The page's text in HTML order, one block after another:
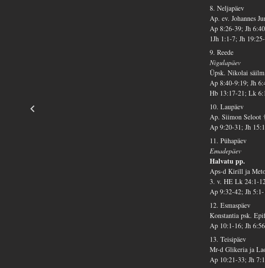
8. Neljapäev
Ap. ev. Johannes
Ap 8:26-39; Jh
1Jh 1:1-7; Jh
9. Reede
Nigulapäev
Üpsk. Nikolai
Ap 8:40-9:19; Jh
Hb 13:17-21; Lk
10. Laupäev
Ap. Siimon Seloot
Ap 9:20-31; Jh
11. Pühapäev
Emadepäev
Halvatu pp.
Aps-d Kirill ja
3. v. HE Lk 24:1-
Ap 9:32-42; Jh 5:1-
12. Esmaspäev
Konstantia psk.
Ap 10:1-16; Jh
13. Teisipäev
Mr-d Glikeria ja
Ap 10:21-33; Jh